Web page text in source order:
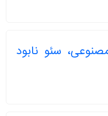
سئو نابود